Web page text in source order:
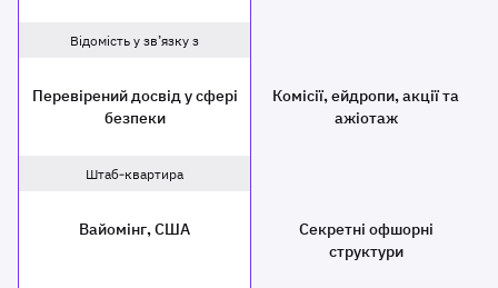
Відомість у зв’язку з
Перевірений досвід у сфері
безпеки
Комісії, ейдропи, акції та
ажіотаж
Штаб-квартира
Вайомінг, США
Секретні офшорні
структури